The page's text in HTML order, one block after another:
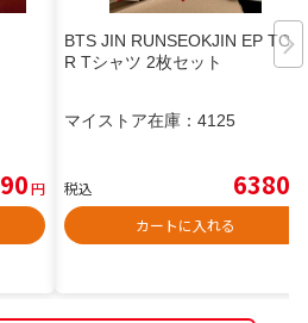
円
BTS JIN RUNSEOKJIN EP TOU
R Tシャツ 2枚セット
マイストア在庫： 4125
税込 6380
カートに入れる